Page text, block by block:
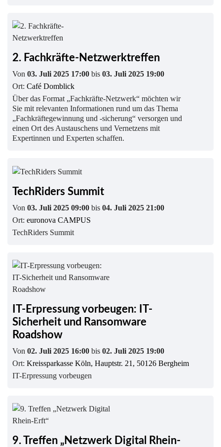
2. Fachkräfte-Netzwerktreffen
Von 03. Juli 2025 17:00 bis 03. Juli 2025 19:00
Ort: Café Domblick
Über das Format „Fachkräfte-Netzwerk“ möchten wir
Sie mit relevanten Informationen rund um das Thema
„Fachkräftegewinnung und -sicherung“ versorgen und
einen Ort des Austauschens und Vernetzens mit
Expertinnen und Experten schaffen.
TechRiders Summit
Von 03. Juli 2025 09:00 bis 04. Juli 2025 21:00
Ort: euronova CAMPUS
TechRiders Summit
IT-Erpressung vorbeugen: IT-
Sicherheit und Ransomware
Roadshow
Von 02. Juli 2025 16:00 bis 02. Juli 2025 19:00
Ort: Kreissparkasse Köln, Hauptstr. 21, 50126 Bergheim
IT-Erpressung vorbeugen
9. Treffen „Netzwerk Digital Rhein-